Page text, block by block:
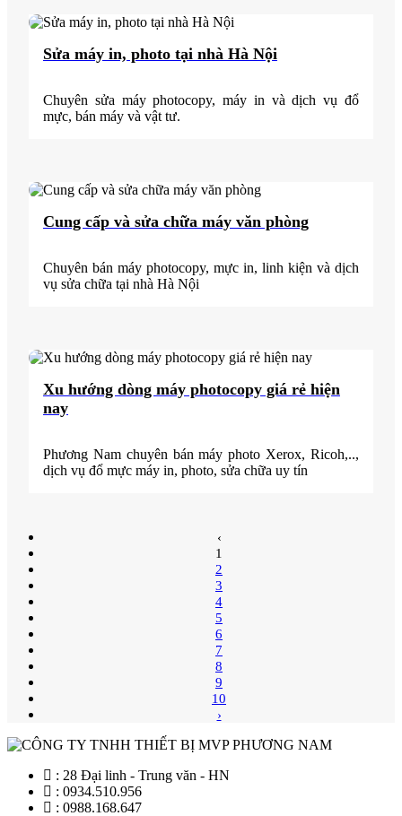
Sửa máy in, photo tại nhà Hà Nội
Chuyên sửa máy photocopy, máy in và dịch vụ đổ
mực, bán máy và vật tư.
Cung cấp và sửa chữa máy văn phòng
Chuyên bán máy photocopy, mực in, linh kiện và dịch
vụ sửa chữa tại nhà Hà Nội
Xu hướng dòng máy photocopy giá rẻ hiện
nay
Phương Nam chuyên bán máy photo Xerox, Ricoh,..,
dịch vụ đổ mực máy in, photo, sửa chữa uy tín
‹
1
2
3
4
5
6
7
8
9
10
›
: 28 Đại linh - Trung văn - HN
: 0934.510.956
: 0988.168.647